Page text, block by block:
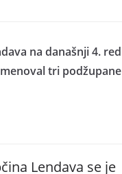
na današnji 4. red
tri podžupane
Lendava se je